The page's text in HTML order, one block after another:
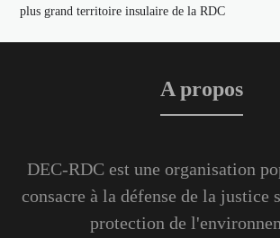
plus grand territoire insulaire de la RDC
A propos
DEC-RDC est une organisation
consacre à la défense de la justice
protection de